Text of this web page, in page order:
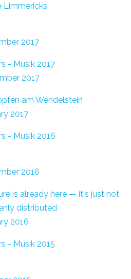
Limmericks
2017
- Musik 2017
2017
am Wendelstein
2017
- Musik 2016
2016
is already here — it's just not
distributed
2016
- Musik 2015